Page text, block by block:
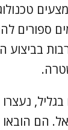
ספורים
בביצוע
נעצרו
הם